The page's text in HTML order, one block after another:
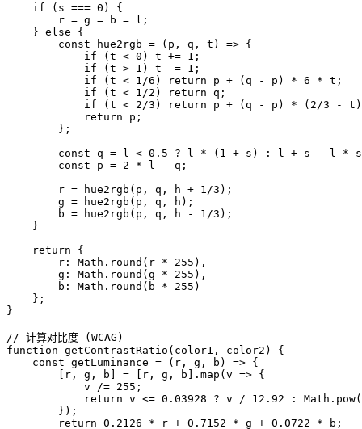
    if (s === 0) {
        r = g = b = l;
    } else {
        const hue2rgb = (p, q, t) => {
            if (t < 0) t += 1;
            if (t > 1) t -= 1;
            if (t < 1/6) return p + (q - p) * 6 * t;
            if (t < 1/2) return q;
if (t < 2/3) return p + (q - p) * (2/3 -
            return p;
        };
const q = l < 0.5 ? l * (1 + s) : l + s - l *
        const p = 2 * l - q;
        r = hue2rgb(p, q, h + 1/3);
        g = hue2rgb(p, q, h);
        b = hue2rgb(p, q, h - 1/3);
    }
    return {
        r: Math.round(r * 255),
        g: Math.round(g * 255),
        b: Math.round(b * 255)
    };
}
// 计算对比度 (WCAG)
function getContrastRatio(color1, color2) {
    const getLuminance = (r, g, b) => {
        [r, g, b] = [r, g, b].map(v => {
            v /= 255;
return v <= 0.03928 ? v / 12.92 :
        });
        return 0.2126 * r + 0.7152 * g + 0.0722 * b;